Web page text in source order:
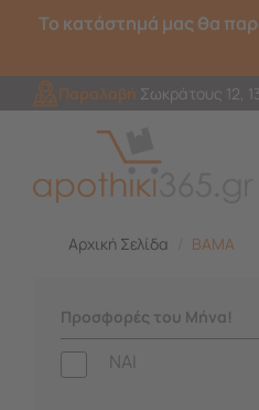
Το κατάστημά μας θα
Παραλαβή Σωκράτους 12,
Αρχική Σελίδα BAMA
Προσφορές του Μήνα!
NAI